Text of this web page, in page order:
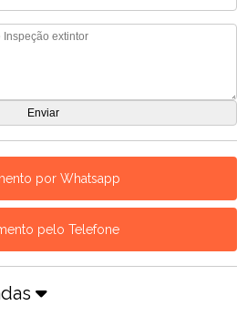
por Whatsapp
pelo Telefone